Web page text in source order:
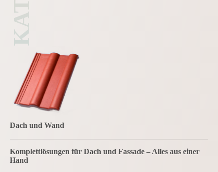
Dach und Wand
Komplettlösungen für Dach und Fassade – Alles aus einer
Hand